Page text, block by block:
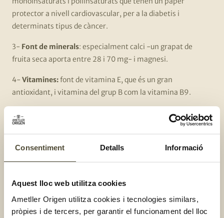
Consentiment Detalls Informació
Aquest lloc web utilitza cookies
Ametller Origen utilitza cookies i tecnologies similars,
pròpies i de tercers, per garantir el funcionament del lloc
protector a nivell cardiovascular, per a la diabetis i
determinats tipus de càncer.
3- Font de minerals: especialment calci -un grapat de
fruita seca aporta entre 28 i 70 mg- i magnesi.
4- Vitamines:font de vitamina E, que és un gran
antioxidant, i vitamina del grup B com la vitamina B9.
que ajuden a mantenir les teves
cèl·lules joves.
6-Font de fibra:
Aproximadament t’aporta entre uns 6 i 7 g
Engreixa la fruita seca?